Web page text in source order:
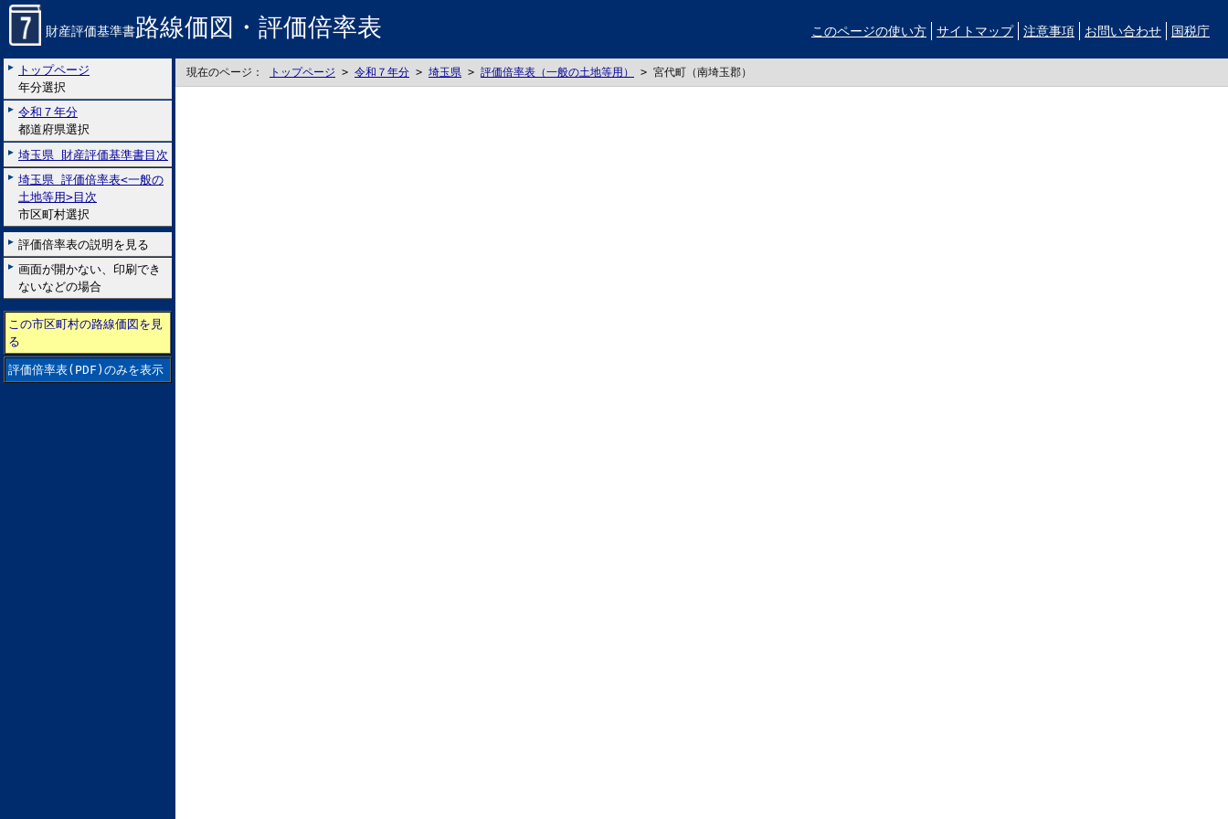
財産評価基準書路線価図・評価倍率表 このページの使い方 サイトマップ 注意事項 お問い合わせ 国税庁
トップページ
年分選択
令和７年分
都道府県選択
埼玉県 財産評価基準書目次
埼玉県 評価倍率表<一般の
土地等用>目次
市区町村選択
評価倍率表の説明を見る
画面が開かない、印刷でき
ないなどの場合
この市区町村の路線価図を見
る
評価倍率表(PDF)のみを表示
現在のページ： トップページ > 令和７年分 > 埼玉県 > 評価倍率表（一般の土地等用） > 宮代町（南埼玉郡）